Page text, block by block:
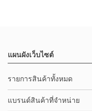
แผนผังเว็บไซต์
รายการสินค้าทั้งหมด
แบรนด์สินค้าที่จำหน่าย